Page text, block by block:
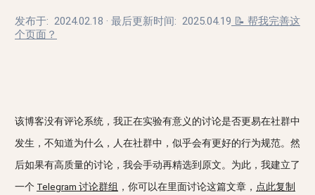
发布于: 2024.02.18 · 最后更新时间: 2025.04.19 📝 帮我完善这
个页面？
该博客没有评论系统，我正在实验有意义的讨论是否更易在社群中
发生，不知道为什么，人在社群中，似乎会有更好的行为规范。然
后如果有高质量的讨论，我会手动再精选到原文。为此，我建立了
一个 Telegram 讨论群组 ，你可以在里面讨论这篇文章， 点此复制